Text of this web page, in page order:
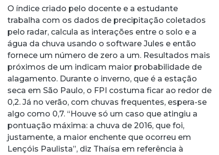
O índice criado pelo docente e a estudante
trabalha com os dados de precipitação coletados
pelo radar, calcula as interações entre o solo e a
água da chuva usando o software Jules e então
fornece um número de zero a um. Resultados mais
próximos de um indicam maior probabilidade de
alagamento. Durante o inverno, que é a estação
seca em São Paulo, o FPI costuma ficar ao redor de
0,2. Já no verão, com chuvas frequentes, espera-se
algo como 0,7. “Houve só um caso que atingiu a
pontuação máxima: a chuva de 2016, que foi,
justamente, a maior enchente que ocorreu em
Lençóis Paulista”, diz Thaísa em referência à